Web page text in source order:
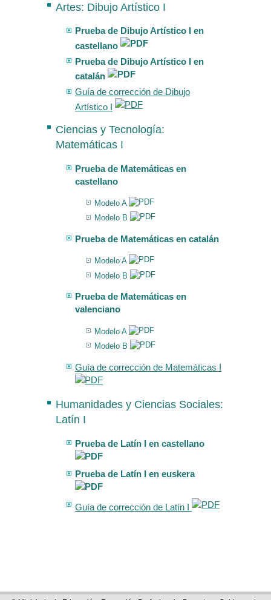
Artes: Dibujo Artístico I
Prueba de Dibujo Artístico I en
castellano
Prueba de Dibujo Artístico I en
catalán
Guía de corrección de Dibujo
Artístico I
Ciencias y Tecnología:
Matemáticas I
Prueba de Matemáticas en
castellano
Modelo A
Modelo B
Prueba de Matemáticas en catalán
Modelo A
Modelo B
Prueba de Matemáticas en
valenciano
Modelo A
Modelo B
Guía de corrección de Matemáticas I
Humanidades y Ciencias Sociales:
Latín I
Prueba de Latín I en castellano
Prueba de Latín I en euskera
Guía de corrección de Latín I